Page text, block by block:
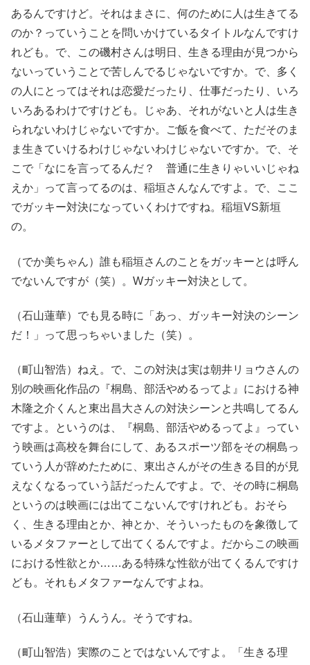
あるんですけど。それはまさに、何のために人は生きてる
のか？っていうことを問いかけているタイトルなんですけ
れども。で、この磯村さんは明日、生きる理由が見つから
ないっていうことで苦しんでるじゃないですか。で、多く
の人にとってはそれは恋愛だったり、仕事だったり、いろ
いろあるわけですけども。じゃあ、それがないと人は生き
られないわけじゃないですか。ご飯を食べて、ただそのま
ま生きていけるわけじゃないわけじゃないですか。で、そ
こで「なにを言ってるんだ？ 普通に生きりゃいいじゃね
えか」って言ってるのは、稲垣さんなんですよ。で、ここ
でガッキー対決になっていくわけですね。稲垣VS新垣
の。
（でか美ちゃん）誰も稲垣さんのことをガッキーとは呼ん
でないんですが（笑）。Wガッキー対決として。
（石山蓮華）でも見る時に「あっ、ガッキー対決のシーン
だ！」って思っちゃいました（笑）。
（町山智浩）ねえ。で、この対決は実は朝井リョウさんの
別の映画化作品の『桐島、部活やめるってよ』における神
木隆之介くんと東出昌大さんの対決シーンと共鳴してるん
ですよ。というのは、『桐島、部活やめるってよ』ってい
う映画は高校を舞台にして、あるスポーツ部をその桐島っ
ていう人が辞めたために、東出さんがその生きる目的が見
えなくなるっていう話だったんですよ。で、その時に桐島
というのは映画には出てこないんですけれども。おそら
く、生きる理由とか、神とか、そういったものを象徴して
いるメタファーとして出てくるんですよ。だからこの映画
における性欲とか……ある特殊な性欲が出てくるんですけ
ども。それもメタファーなんですよね。
（石山蓮華）うんうん。そうですね。
（町山智浩）実際のことではないんですよ。「生きる理